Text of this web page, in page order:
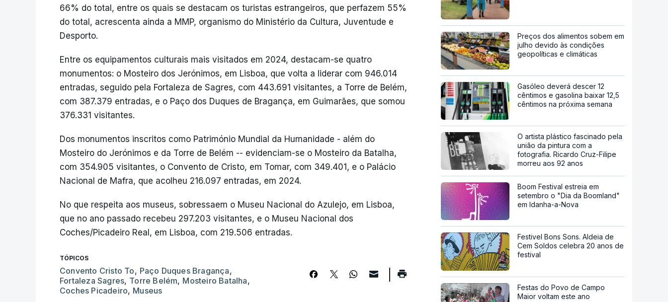
66% do total, entre os quais se destacam os turistas estrangeiros, que perfazem 55%
do total, acrescenta ainda a MMP, organismo do Ministério da Cultura, Juventude e
Desporto.
Entre os equipamentos culturais mais visitados em 2024, destacam-se quatro
monumentos: o Mosteiro dos Jerónimos, em Lisboa, que volta a liderar com 946.014
entradas, seguido pela Fortaleza de Sagres, com 443.691 visitantes, a Torre de Belém,
com 387.379 entradas, e o Paço dos Duques de Bragança, em Guimarães, que somou
376.331 visitantes.
Dos monumentos inscritos como Património Mundial da Humanidade - além do
Mosteiro do Jerónimos e da Torre de Belém -- evidenciam-se o Mosteiro da Batalha,
com 354.905 visitantes, o Convento de Cristo, em Tomar, com 349.401, e o Palácio
Nacional de Mafra, que acolheu 216.097 entradas, em 2024.
No que respeita aos museus, sobressaem o Museu Nacional do Azulejo, em Lisboa,
que no ano passado recebeu 297.203 visitantes, e o Museu Nacional dos
Coches/Picadeiro Real, em Lisboa, com 219.506 entradas.
TÓPICOS
Convento Cristo To, Paço Duques Bragança,
Fortaleza Sagres, Torre Belém, Mosteiro Batalha,
Coches Picadeiro, Museus
Preços dos alimentos sobem em
julho devido às condições
geopolíticas e climáticas
Gasóleo deverá descer 12
cêntimos e gasolina baixar 12,5
cêntimos na próxima semana
O artista plástico fascinado pela
união da pintura com a
fotografia. Ricardo Cruz-Filipe
morreu aos 92 anos
Boom Festival estreia em
setembro o "Dia da Boomland"
em Idanha-a-Nova
Festivel Bons Sons. Aldeia de
Cem Soldos celebra 20 anos de
festival
Festas do Povo de Campo
Maior voltam este ano